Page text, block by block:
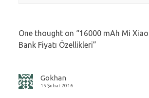
One thought on “16000 mAh Mi
Bank Fiyatı Özellikleri”
Gokhan
15 Şubat 2016